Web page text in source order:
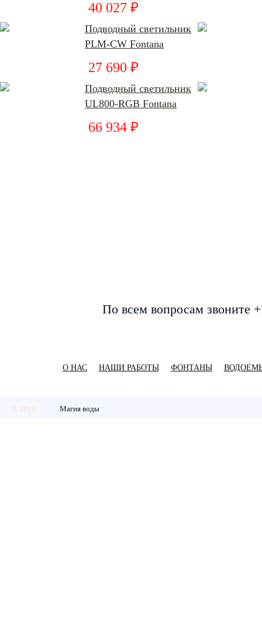
40 027 ₽
Подводный светильник
PLM-CW Fontana
27 690 ₽
Подводный светильник
UL800-RGB Fontana
66 934 ₽
По всем вопросам звоните
О НАС НАШИ РАБОТЫ ФОНТАНЫ
© 2018 Магия воды